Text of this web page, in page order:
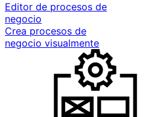
Editor de procesos de
negocio
Crea procesos de
negocio visualmente